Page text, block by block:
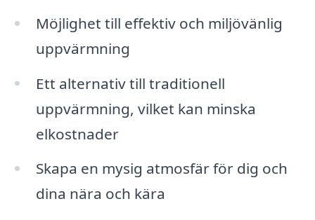
Möjlighet till effektiv och miljövänlig
uppvärmning
Ett alternativ till traditionell
uppvärmning, vilket kan minska
elkostnader
Skapa en mysig atmosfär för dig och
dina nära och kära